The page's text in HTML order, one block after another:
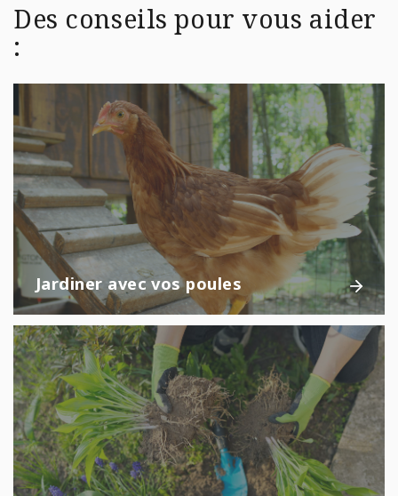
Des conseils pour vous aider
:
Jardiner avec vos poules